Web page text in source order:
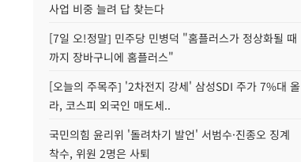
사업 비중 늘려 답 찾는다
[7일 오!정말] 민주당 민병덕 "홈플러스가 정상화될 때
까지 장바구니에 홈플러스"
[오늘의 주목주] '2차전지 강세' 삼성SDI 주가 7%대 올
라, 코스피 외국인 매도세..
국민의힘 윤리위 '돌려차기 발언' 서범수·진종오 징계
착수, 위원 2명은 사퇴